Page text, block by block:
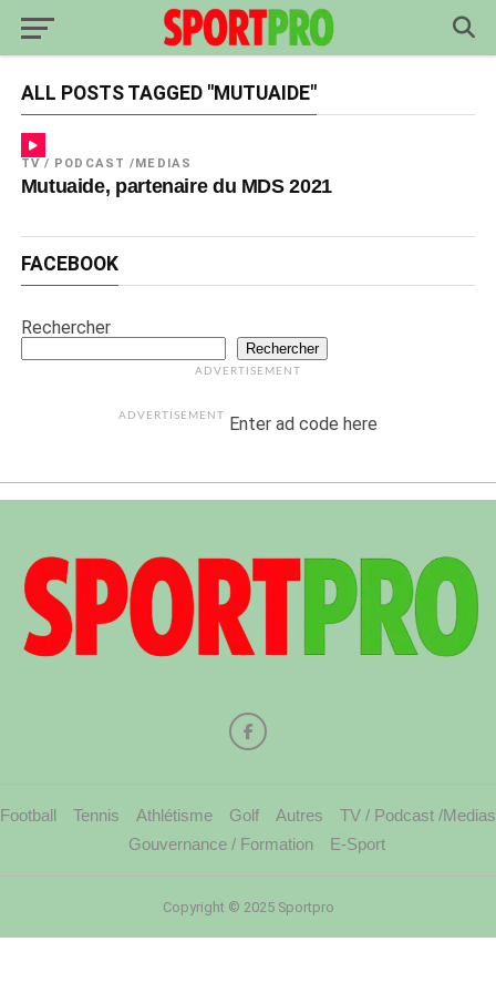
ALL POSTS TAGGED "MUTUAIDE"
TV / PODCAST /MEDIAS
Mutuaide, partenaire du MDS 2021
FACEBOOK
Rechercher
Rechercher
ADVERTISEMENT
ADVERTISEMENT Enter ad code here
Football Tennis Athlétisme Golf Autres
TV / Podcast /Medias
Gouvernance / Formation
E-Sport
Copyright © 2025 Sportpro